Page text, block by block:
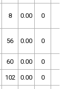
8 0.00 0
56 0.00 0
60 0.00 0
102 0.00 0